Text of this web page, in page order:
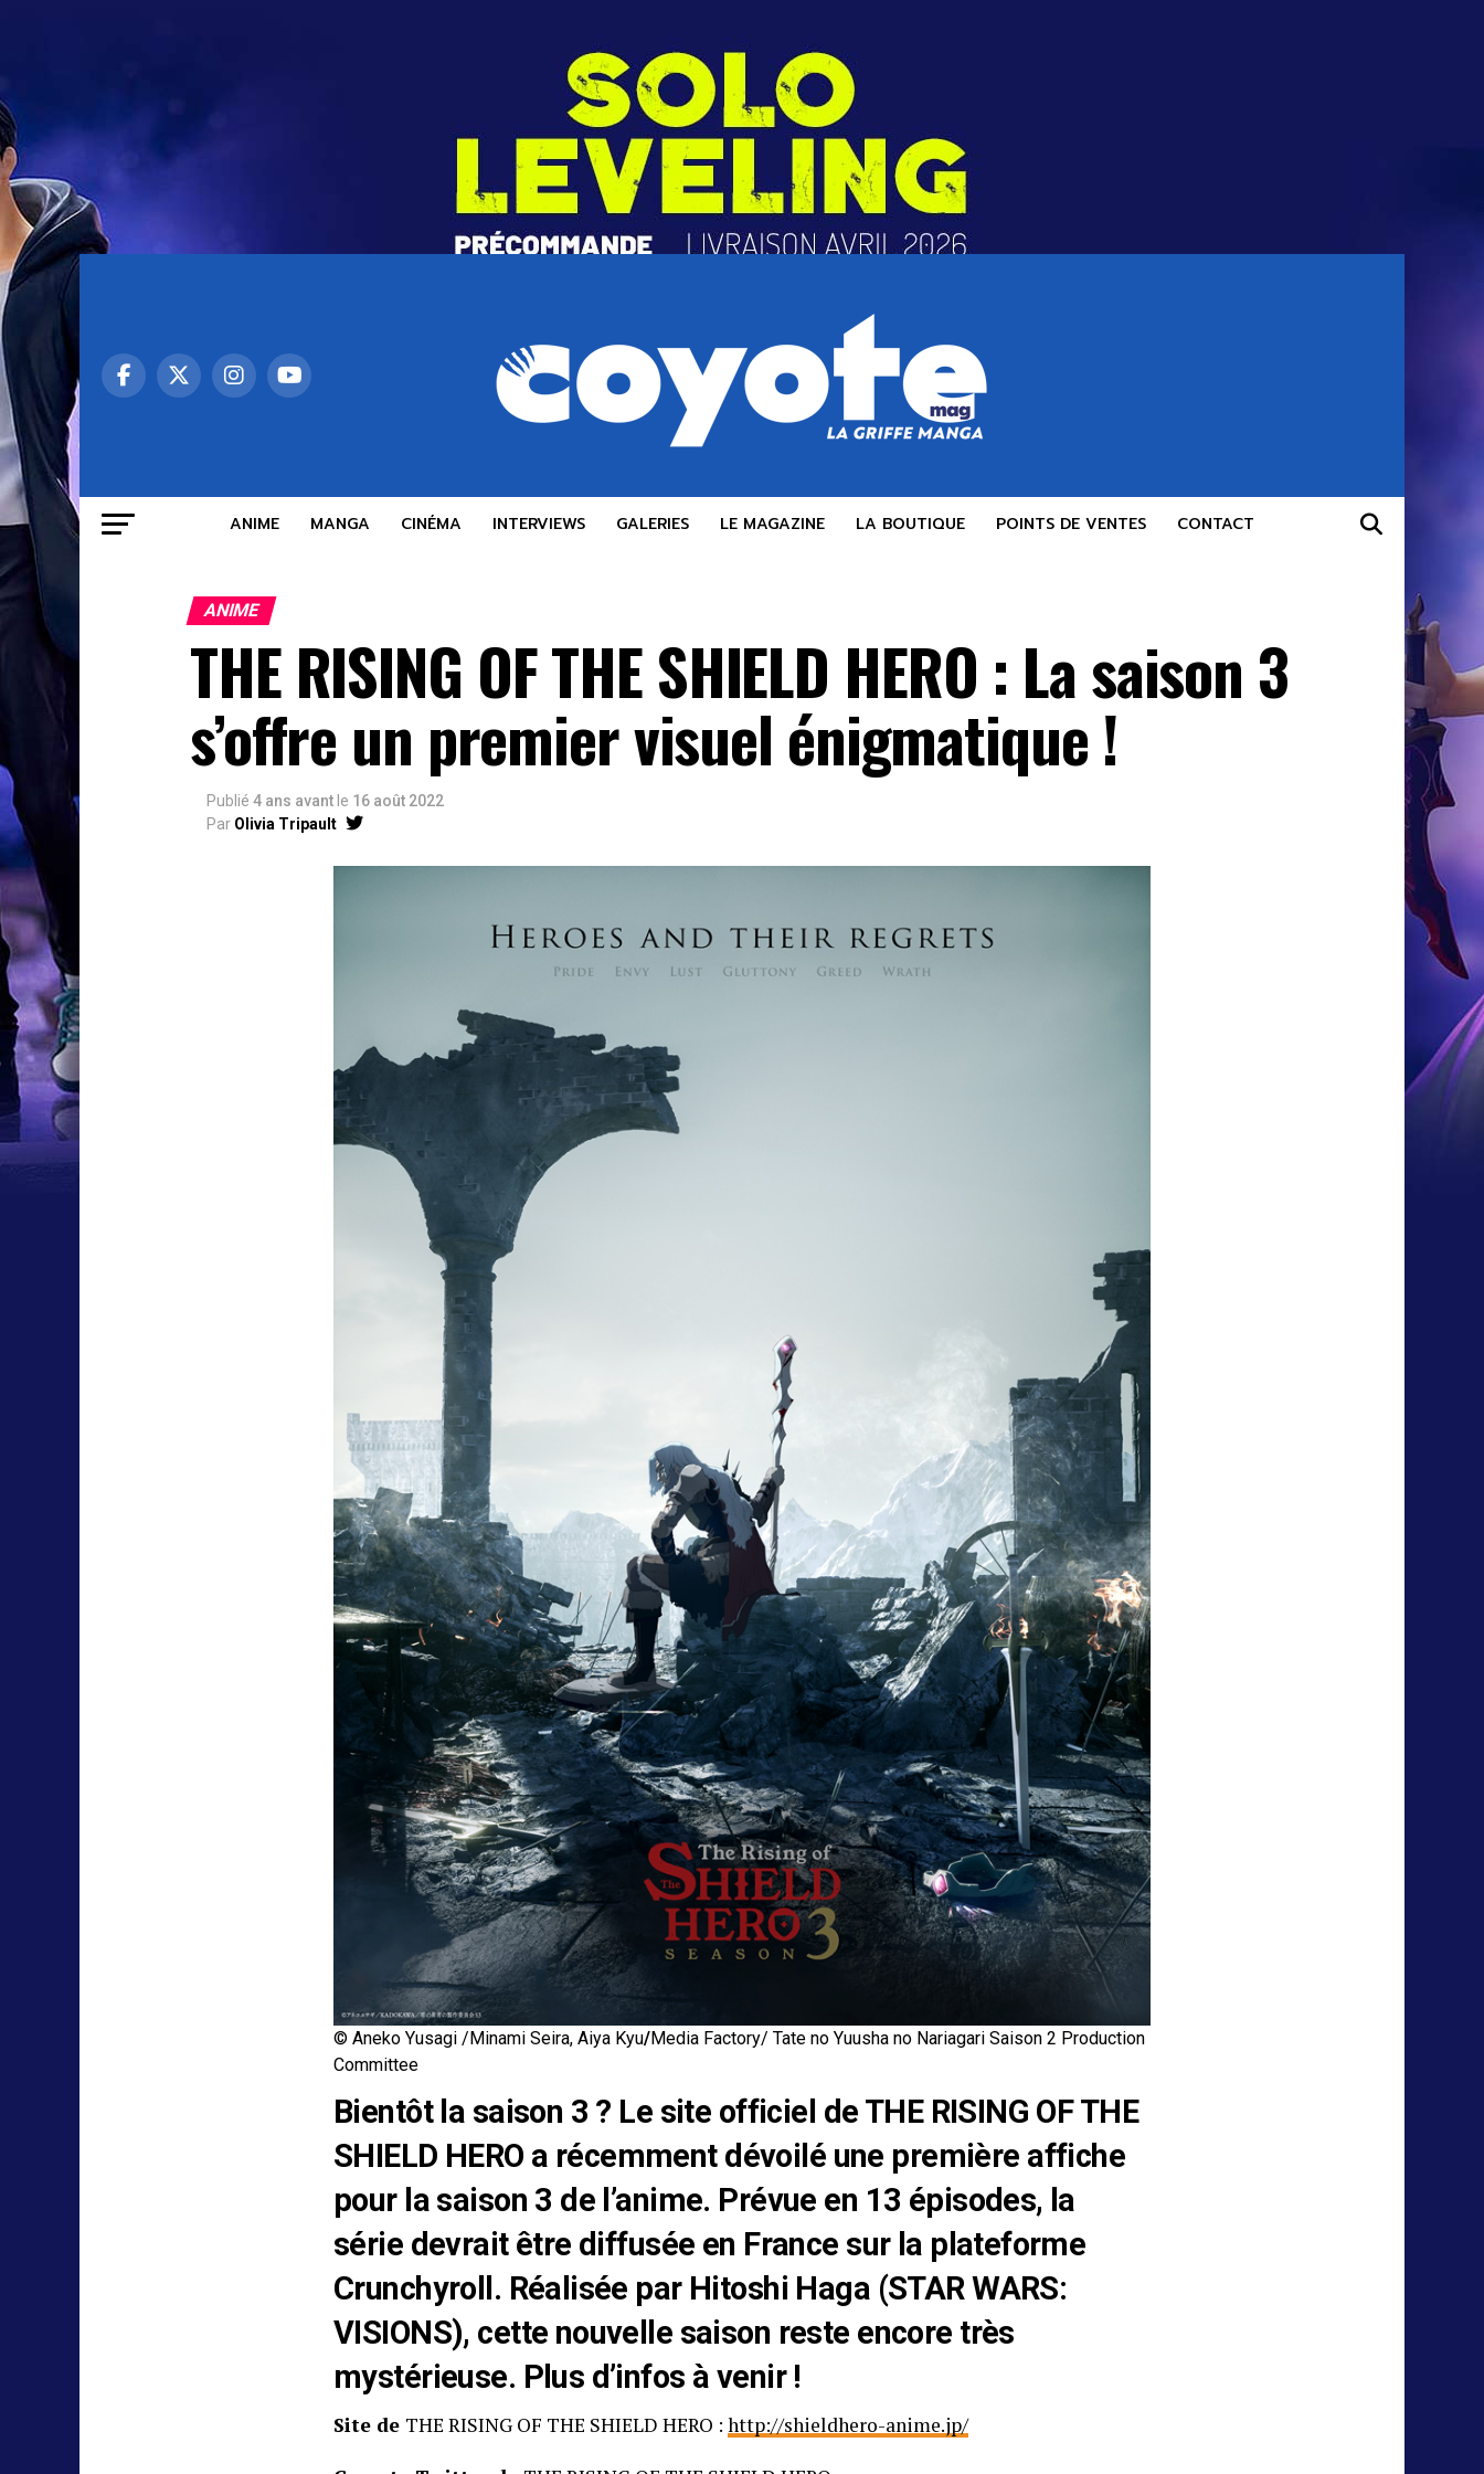
ANIME MANGA CINÉMA INTERVIEWS GALERIES LE MAGAZINE LA BOUTIQUE POINTS DE VENTES CONTACT
ANIME
THE RISING OF THE SHIELD HERO : La saison 3
s’offre un premier visuel énigmatique !
Publié 4 ans avant le 16 août 2022
Par Olivia Tripault
© Aneko Yusagi /Minami Seira, Aiya Kyu/Media Factory/ Tate no Yuusha no Nariagari Saison 2 Production
Committee
Bientôt la saison 3 ? Le site officiel de THE RISING OF THE
SHIELD HERO a récemment dévoilé une première affiche
pour la saison 3 de l’anime. Prévue en 13 épisodes, la
série devrait être diffusée en France sur la plateforme
Crunchyroll. Réalisée par Hitoshi Haga (STAR WARS:
VISIONS), cette nouvelle saison reste encore très
mystérieuse. Plus d’infos à venir !
Site de THE RISING OF THE SHIELD HERO : http://shieldhero-anime.jp/